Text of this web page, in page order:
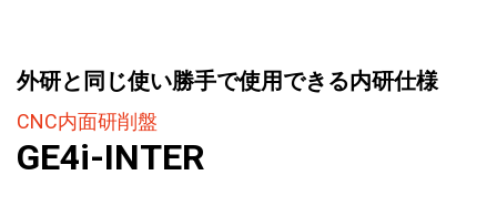
外研と同じ使い勝手で使用できる内研仕様
CNC内面研削盤
GE4i-INTER